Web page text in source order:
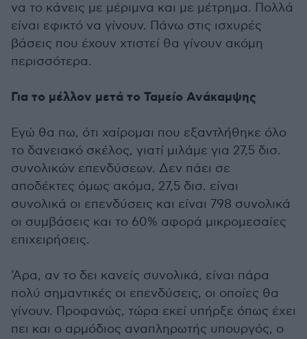
να το κάνεις με μέριμνα και με μέτρημα. Πολλά
είναι εφικτό να γίνουν. Πάνω στις ισχυρές
βάσεις που έχουν χτιστεί θα γίνουν ακόμη
περισσότερα.
Για το μέλλον μετά το Ταμείο Ανάκαμψης
Εγώ θα πω, ότι χαίρομαι που εξαντλήθηκε όλο
το δανειακό σκέλος, γιατί μιλάμε για 27,5 δισ.
συνολικών επενδύσεων. Δεν πάει σε
αποδέκτες όμως ακόμα, 27,5 δισ. είναι
συνολικά οι επενδύσεις και είναι 798 συνολικά
οι συμβάσεις και το 60% αφορά μικρομεσαίες
επιχειρήσεις.
'Αρα, αν το δει κανείς συνολικά, είναι πάρα
πολύ σημαντικές οι επενδύσεις, οι οποίες θα
γίνουν. Προφανώς, τώρα εκεί υπήρξε όπως έχει
πει και ο αρμόδιος αναπληρωτής υπουργός, ο